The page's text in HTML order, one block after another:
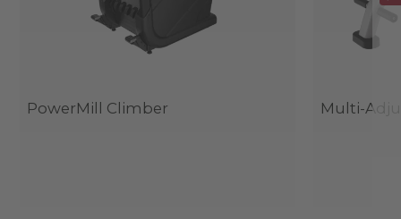
PowerMill Climber Multi-